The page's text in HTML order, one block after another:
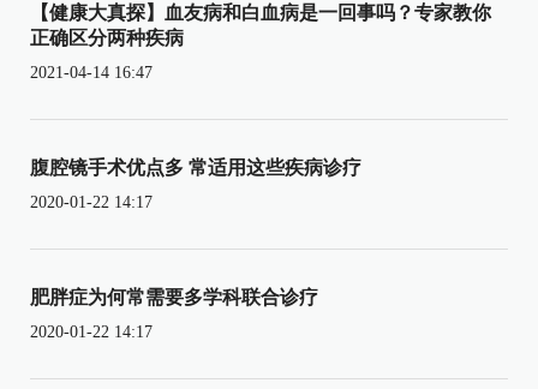
【健康大真探】血友病和白血病是一回事吗？专家教你
正确区分两种疾病
2021-04-14 16:47
腹腔镜手术优点多 常适用这些疾病诊疗
2020-01-22 14:17
肥胖症为何常需要多学科联合诊疗
2020-01-22 14:17